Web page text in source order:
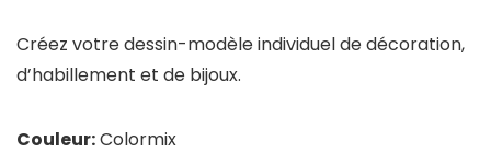
Créez votre dessin-modèle individuel de décoration,
d’habillement et de bijoux.
Couleur:Colormix